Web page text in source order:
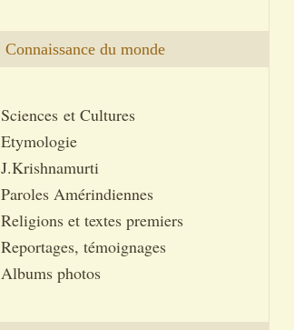
Connaissance du monde
Sciences et Cultures
Etymologie
J.Krishnamurti
Paroles Amérindiennes
Religions et textes premiers
Reportages, témoignages
Albums photos